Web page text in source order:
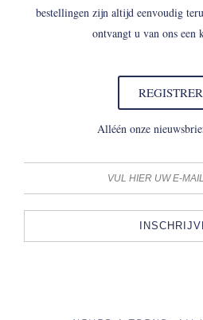
bestellingen zijn altijd eenvoudig
ontvangt u van ons een
Alléén onze